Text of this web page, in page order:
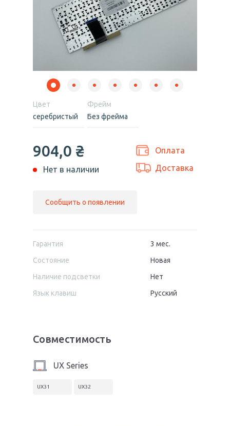
Цвет
серебристый
Фрейм
Без фрейма
904,0 ₴
Нет в наличии
Сообщить о появлении
Оплата
Доставка
Гарантия
3 мес.
Состояние
Новая
Наличие подсветки
Нет
Язык клавиш
Русский
Совместимость
UX Series
UX31 UX32